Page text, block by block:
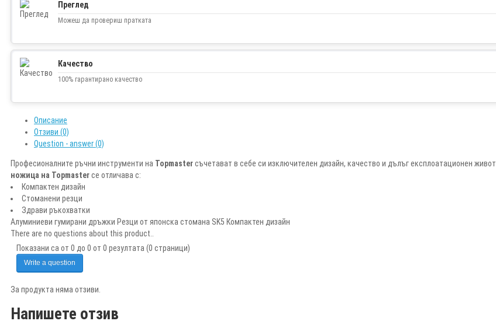
Преглед
Можеш да провериш пратката
Качество
100% гарантирано качество
Описание
Отзиви (0)
Question - answer (0)
Професионалните ръчни инструменти на Topmasterсъчетават в себе си изключителен дизайн, качество и дълъг експлоатационен живот.
ножица на Topmasterсе отличава с:
Компактен дизайн
Стоманени резци
Здрави ръкохватки
Алуминиеви гумирани дръжки Резци от японска стомана SK5 Компактен дизайн
There are no questions about this product..
Показани са от 0 до 0 от 0 резултата (0 страници)
Write a question
За продукта няма отзиви.
Напишете отзив